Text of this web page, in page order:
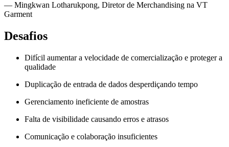
— Mingkwan Lotharukpong, Diretor de Merchandising na VT
Garment
Desafios
Difícil aumentar a velocidade de comercialização e proteger a
qualidade
Duplicação de entrada de dados desperdiçando tempo
Gerenciamento ineficiente de amostras
Falta de visibilidade causando erros e atrasos
Comunicação e colaboração insuficientes